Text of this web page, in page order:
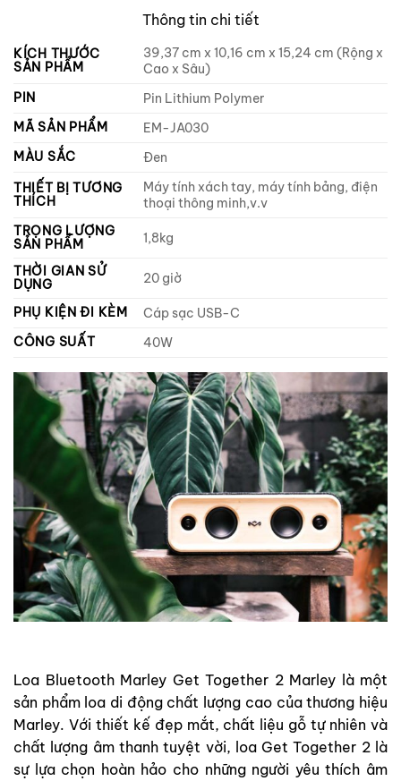
Thông tin chi tiết
KÍCH THƯỚC
SẢN PHẨM
39,37 cm x 10,16 cm x 15,24 cm (Rộng x
Cao x Sâu)
PIN
‎Pin Lithium Polymer
MÃ SẢN PHẨM
EM-JA030
MÀU SẮC
‎Đen
THIẾT BỊ TƯƠNG
THÍCH
‎Máy tính xách tay, máy tính bảng, điện
thoại thông minh,v.v
TRỌNG LƯỢNG
SẢN PHẨM
1,8kg
THỜI GIAN SỬ
DỤNG
‎20 giờ
PHỤ KIỆN ĐI KÈM
Cáp sạc USB-C
CÔNG SUẤT
40W
Loa Bluetooth Marley Get Together 2 Marley là một
sản phẩm loa di động chất lượng cao của thương hiệu
Marley. Với thiết kế đẹp mắt, chất liệu gỗ tự nhiên và
chất lượng âm thanh tuyệt vời, loa Get Together 2 là
sự lựa chọn hoàn hảo cho những người yêu thích âm